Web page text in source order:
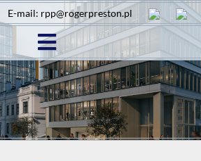
E-mail: rpp@rogerpreston.pl